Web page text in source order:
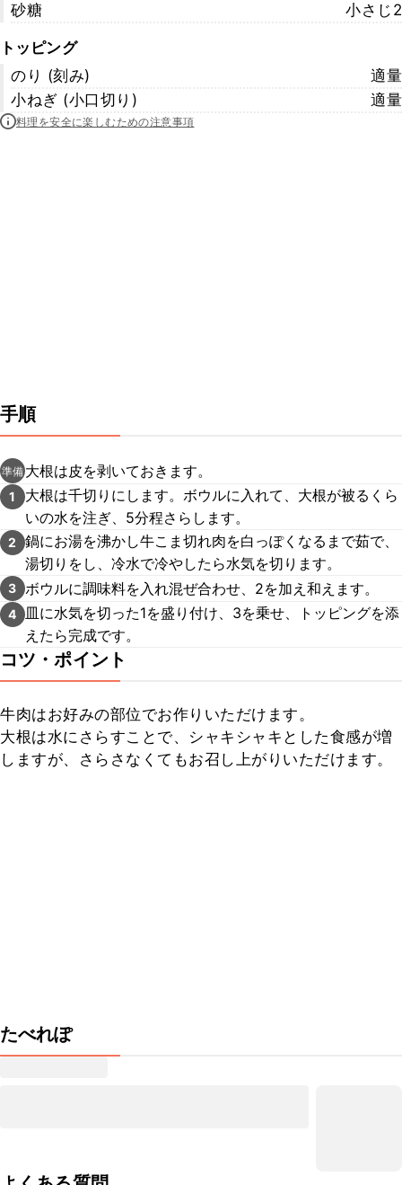
砂糖
小さじ2
トッピング
のり (刻み)
適量
小ねぎ (小口切り)
適量
料理を安全に楽しむための注意事項
手順
準備 大根は皮を剥いておきます。
1
大根は千切りにします。ボウルに入れて、大根が被るくら
いの水を注ぎ、5分程さらします。
2
鍋にお湯を沸かし牛こま切れ肉を白っぽくなるまで茹で、
湯切りをし、冷水で冷やしたら水気を切ります。
3 ボウルに調味料を入れ混ぜ合わせ、2を加え和えます。
4
皿に水気を切った1を盛り付け、3を乗せ、トッピングを添
えたら完成です。
コツ・ポイント
牛肉はお好みの部位でお作りいただけます。
大根は水にさらすことで、シャキシャキとした食感が増
しますが、さらさなくてもお召し上がりいただけます。
たべれぽ